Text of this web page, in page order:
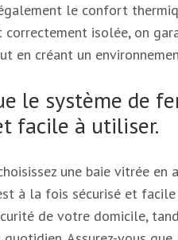
le confort
correctement isolée, on
en créant un
le système de
facile à utiliser.
une baie vitrée
à la fois sécurisé et
de votre domicile,